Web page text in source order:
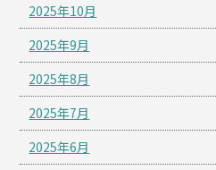
2025年10月
2025年9月
2025年8月
2025年7月
2025年6月